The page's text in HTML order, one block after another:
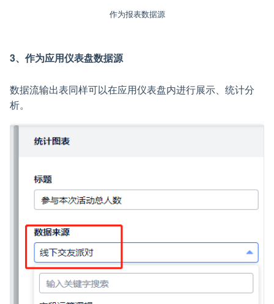
作为报表数据源
3、作为应用仪表盘数据源
数据流输出表同样可以在应用仪表盘内进行展示、统计分
析。